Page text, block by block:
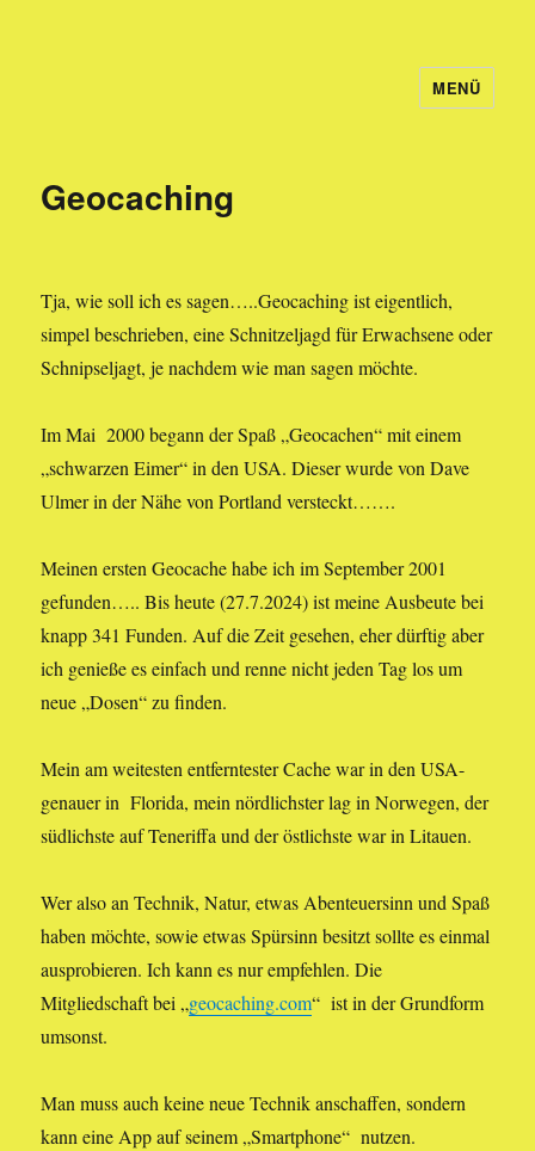
MENÜ
Geocaching
Tja, wie soll ich es sagen…..Geocaching ist eigentlich,
simpel beschrieben, eine Schnitzeljagd für Erwachsene oder
Schnipseljagt, je nachdem wie man sagen möchte.
Im Mai 2000 begann der Spaß „Geocachen“ mit einem
„schwarzen Eimer“ in den USA. Dieser wurde von Dave
Ulmer in der Nähe von Portland versteckt…….
Meinen ersten Geocache habe ich im September 2001
gefunden….. Bis heute (27.7.2024) ist meine Ausbeute bei
knapp 341 Funden. Auf die Zeit gesehen, eher dürftig aber
ich genieße es einfach und renne nicht jeden Tag los um
neue „Dosen“ zu finden.
Mein am weitesten entferntester Cache war in den USA-
genauer in Florida, mein nördlichster lag in Norwegen, der
südlichste auf Teneriffa und der östlichste war in Litauen.
Wer also an Technik, Natur, etwas Abenteuersinn und Spaß
haben möchte, sowie etwas Spürsinn besitzt sollte es einmal
ausprobieren. Ich kann es nur empfehlen. Die
Mitgliedschaft bei „geocaching.com“ ist in der Grundform
umsonst.
Man muss auch keine neue Technik anschaffen, sondern
kann eine App auf seinem „Smartphone“ nutzen.